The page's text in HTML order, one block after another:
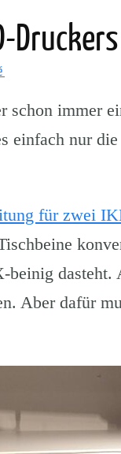
Druckers
immer
einfach nur
für zwei
beinig
Aber dafür